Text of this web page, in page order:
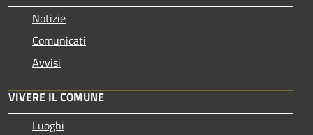
Notizie
Comunicati
Avvisi
VIVERE IL COMUNE
Luoghi